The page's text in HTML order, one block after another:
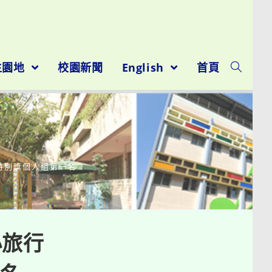
地 校園新聞 English 首頁
別獎個人組第一名
行